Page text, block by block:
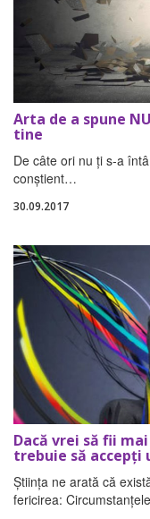
Arta de a spune
tine
De câte ori nu ți s-a
conștient…
30.09.2017
Dacă vrei să fii
trebuie să accepți
Știința ne arată că
fericirea: